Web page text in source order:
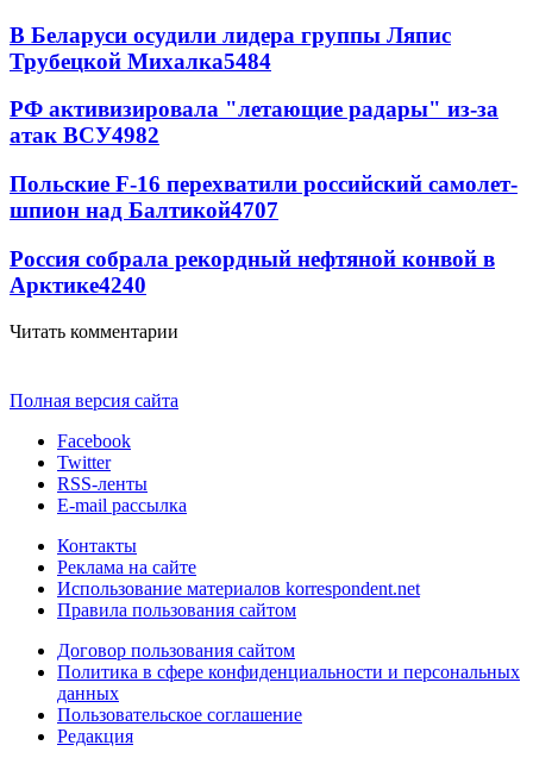
В Беларуси осудили лидера группы Ляпис
Трубецкой Михалка5484
РФ активизировала "летающие радары" из-за
атак ВСУ4982
Польские F-16 перехватили российский самолет-
шпион над Балтикой4707
Россия собрала рекордный нефтяной конвой в
Арктике4240
Читать комментарии
Полная версия сайта
Facebook
Twitter
RSS-ленты
E-mail рассылка
Контакты
Реклама на сайте
Использование материалов korrespondent.net
Правила пользования сайтом
Договор пользования сайтом
Политика в сфере конфиденциальности и персональных
данных
Пользовательское соглашение
Редакция